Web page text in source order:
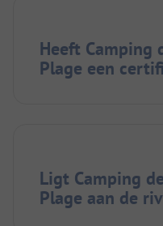
Heeft Camping
Plage een
Ligt Camping
Plage aan de